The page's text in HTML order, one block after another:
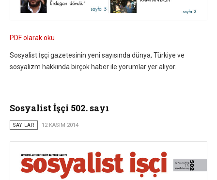
PDF olarak oku
Sosyalist İşçi gazetesinin yeni sayısında dünya, Türkiye ve
sosyalizm hakkında birçok haber ile yorumlar yer alıyor.
Sosyalist İşçi 502. sayı
SAYILAR 12 KASIM 2014